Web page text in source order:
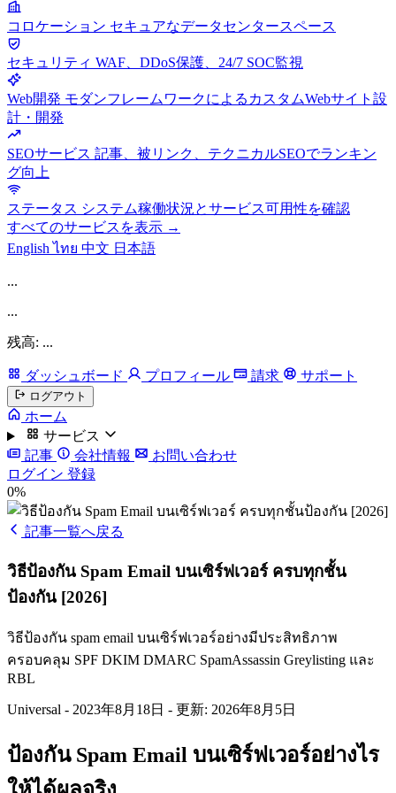
コロケーション セキュアなデータセンタースペース
セキュリティ WAF、DDoS保護、24/7 SOC監視
Web開発 モダンフレームワークによるカスタムWebサイト設
計・開発
SEOサービス 記事、被リンク、テクニカルSEOでランキン
グ向上
ステータス システム稼働状況とサービス可用性を確認
すべてのサービスを表示 →
Englishไทย 中文 日本語
...
...
残高: ...
ダッシュボード プロフィール 請求 サポート
ログアウト
ホーム
サービス
記事
会社情報
お問い合わせ
ログイン 登録
0%
記事一覧へ戻る
วิธีป้องกัน Spam Email บนเซิร์ฟเวอร์ ครบทุกชั้น
ป้องกัน [2026]
วิธีป้องกัน spam email บนเซิร์ฟเวอร์อย่างมีประสิทธิภาพ
ครอบคลุม SPF DKIM DMARC SpamAssassin Greylisting และ
RBL
Universal - 2023年8月18日 - 更新: 2026年8月5日
ป้องกัน Spam Email บนเซิร์ฟเวอร์อย่างไร